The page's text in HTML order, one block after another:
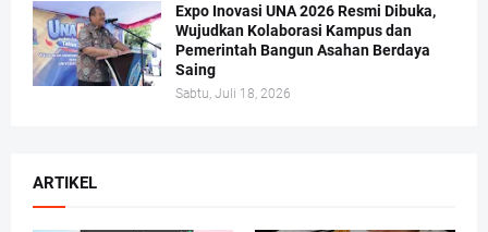
Expo Inovasi UNA 2026 Resmi Dibuka,
Wujudkan Kolaborasi Kampus dan
Pemerintah Bangun Asahan Berdaya
Saing
Sabtu, Juli 18, 2026
ARTIKEL